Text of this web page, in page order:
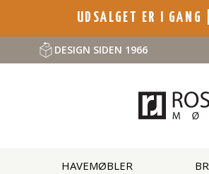
UDSALGET ER I
DESIGN SIDEN 1966
HAVEMØBLER